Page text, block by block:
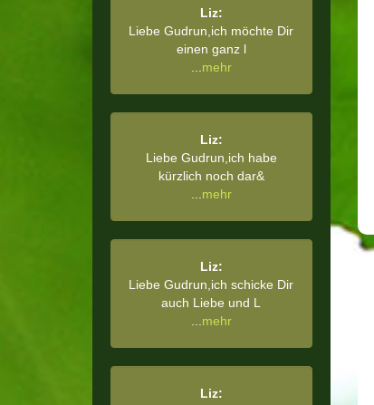
Liz:
Liebe Gudrun,ich möchte Dir
einen ganz l
mehr
Liz:
Liebe Gudrun,ich habe
kürzlich noch dar&
mehr
Liz:
Liebe Gudrun,ich schicke Dir
auch Liebe und L
mehr
Liz: